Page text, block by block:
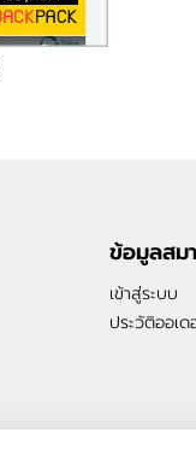
ข้อมูลสม
เข้าสู่ระบบ
ประวัติออเด